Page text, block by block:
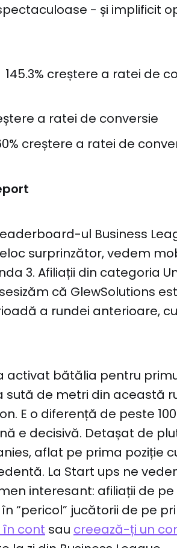
- și implificit
145.3% creștere a ratei de
a ratei de conversie
creștere a ratei de
ul Business
surprinzător, vedem
3. Afiliații din categoria
că GlewSolutions
a rundei anterioare,
activat bătălia pentru
sută de metri din această
E o diferență de peste
e decisivă. Detașat de
aflat pe prima poziție
La Start ups ne
interesant: afiliații de pe
“pericol” jucătorii de pe
în cont sau creează-ți un